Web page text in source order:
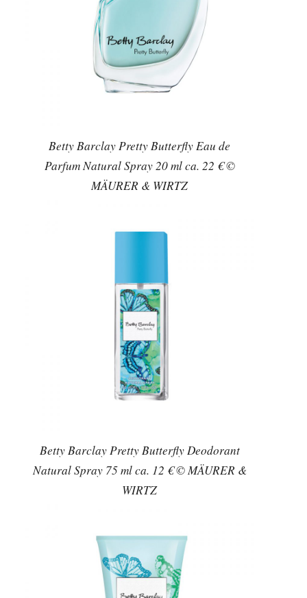
Betty Barclay Pretty Butterfly Eau de
Parfum Natural Spray 20 ml ca. 22 € ©
MÄURER & WIRTZ
Betty Barclay Pretty Butterfly Deodorant
Natural Spray 75 ml ca. 12 € © MÄURER &
WIRTZ